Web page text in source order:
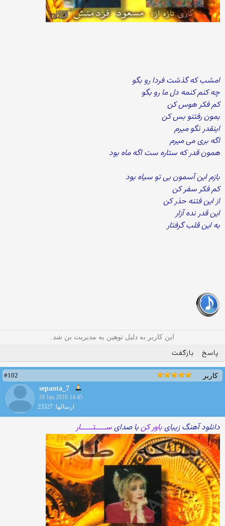
امشب که گذشت فردا رو بگو
چه کنم کنمه دل ما رو بگو
کم فکر هوس کن
بمون رفتنو بس کن
اینقدر نگو میرم
اگه بری می میرم
همون قدر که ستاره ست اگه ماه بود
بازم این آسمون بی تو سیاه بود
کم فکر سفر کن
از این فتنه حذر کن
این قدر نده آزار
به این قلب گرفتار
این کاربر به دلیل توهین به مدیریت بن شد.
پاسخ بازگفت
کاربر
#102
sepanta_7
18 Jan 2016 14:45
ارسالها: 23327
دانلود آهنگ زیبایباور کنبا صدایســـــتــــــار